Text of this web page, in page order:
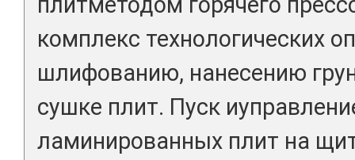
комплекс технологических
шлифованию, нанесению
сушке плит. Пуск
ламинированных плит на